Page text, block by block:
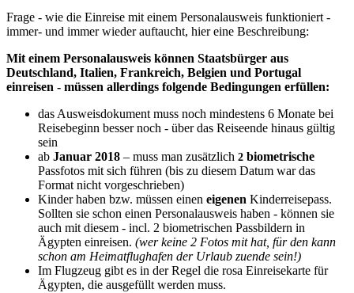
Frage - wie die Einreise mit einem Personalausweis funktioniert -
immer- und immer wieder auftaucht, hier eine Beschreibung:
Mit einem Personalausweis können Staatsbürger aus
Deutschland, Italien, Frankreich, Belgien und Portugal
einreisen - müssen allerdings folgende Bedingungen erfüllen:
das Ausweisdokument muss noch mindestens 6 Monate bei
Reisebeginn besser noch - über das Reiseende hinaus gültig
sein
ab Januar 2018 – muss man zusätzlich 2 biometrische
Passfotos mit sich führen (bis zu diesem Datum war das
Format nicht vorgeschrieben)
Kinder haben bzw. müssen einen eigenen Kinderreisepass.
Sollten sie schon einen Personalausweis haben - können sie
auch mit diesem - incl. 2 biometrischen Passbildern in
Ägypten einreisen. (wer keine 2 Fotos mit hat, für den kann
schon am Heimatflughafen der Urlaub zuende sein!)
Im Flugzeug gibt es in der Regel die rosa Einreisekarte für
Ägypten, die ausgefüllt werden muss.